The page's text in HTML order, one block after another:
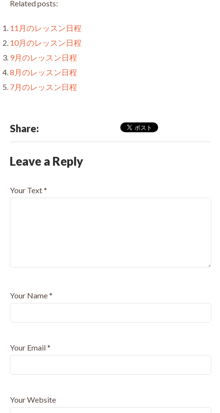
Related posts:
11月のレッスン日程
10月のレッスン日程
9月のレッスン日程
8月のレッスン日程
7月のレッスン日程
Share:
Leave a Reply
Your Text*
Your Name*
Your Email*
Your Website